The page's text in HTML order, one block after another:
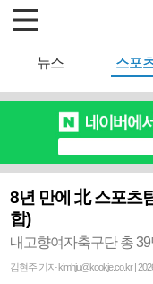
뉴스 스포
8년 만에 北 스포츠
합)
내고향여자축구단 총
김현주 기자 kimhju@kookje.co.kr |